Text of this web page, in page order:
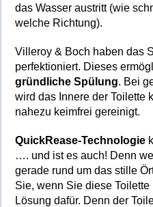
das Wasser austritt (wie
welche Richtung).
Villeroy & Boch haben das
perfektioniert. Dieses
gründliche Spülung. Bei
wird das Innere der Toilette
nahezu keimfrei gereinigt.
QuickRease-Technologie
…. und ist es auch! Denn
gerade rund um das stille
Sie, wenn Sie diese
Lösung dafür. Denn der